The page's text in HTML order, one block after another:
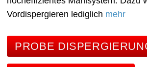
Vordispergieren lediglich mehr
PROBE